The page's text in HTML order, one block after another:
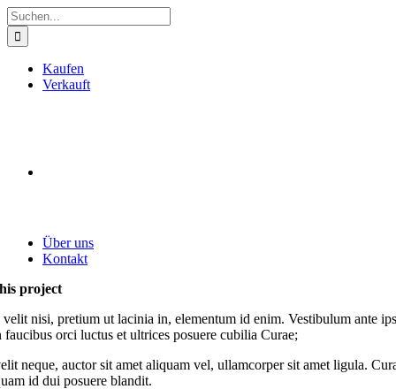
Zum
Inhalt
springen
Suche
nach:
Kaufen
Verkauft
Über uns
Kontakt
project
velit nisi, pretium ut lacinia in, elementum id enim. Vestibulum ante
faucibus orci luctus et ultrices posuere cubilia Curae;
neque, auctor sit amet aliquam vel, ullamcorper sit amet ligula.
id dui posuere blandit.